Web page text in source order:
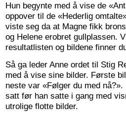
Hun begynte med å vise de
oppover til de «Hederlig
viste seg da at Magne fikk
og Helene erobret gullplassen.
resultatlisten og bildene finner
Så ga leder Anne ordet til Stig
med å vise sine bilder. Første
neste var «Følger du med
satt før han satte i gang med
utrolige flotte bilder.